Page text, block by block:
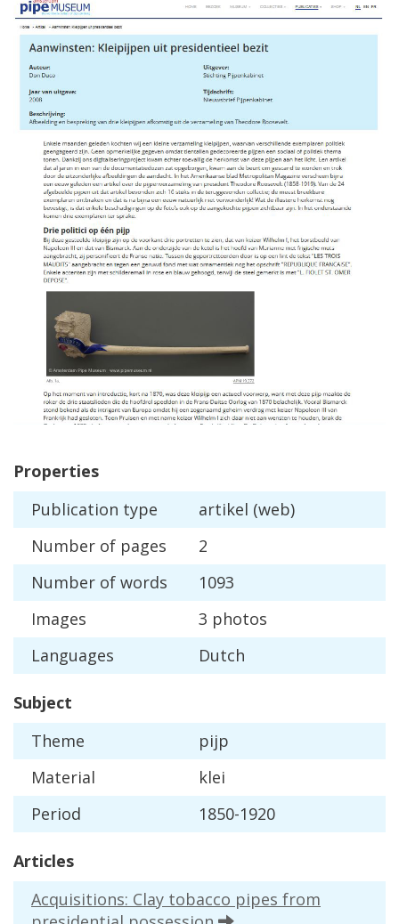
Properties
Publication type artikel (web)
Number of pages
2
Number of words
1093
Images
3 photos
Languages
Dutch
Subject
Theme
pijp
Material
klei
Period
1850-1920
Articles
Acquisitions: Clay tobacco pipes from